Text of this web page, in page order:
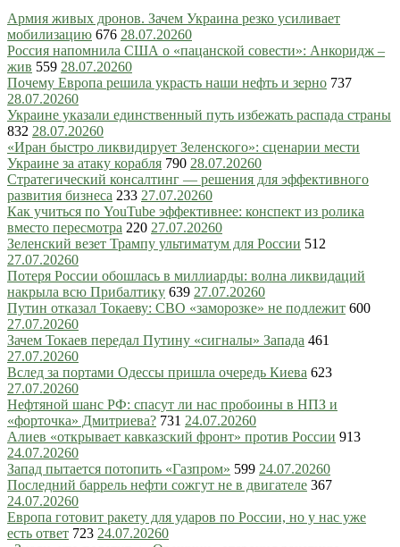
Армия живых дронов. Зачем Украина резко усиливает
мобилизацию 676 28.07.20260
Россия напомнила США о «пацанской совести»: Анкоридж –
жив 559 28.07.20260
Почему Европа решила украсть наши нефть и зерно 737
28.07.20260
Украине указали единственный путь избежать распада страны
832 28.07.20260
«Иран быстро ликвидирует Зеленского»: сценарии мести
Украине за атаку корабля 790 28.07.20260
Стратегический консалтинг — решения для эффективного
развития бизнеса 233 27.07.20260
Как учиться по YouTube эффективнее: конспект из ролика
вместо пересмотра 220 27.07.20260
Зеленский везет Трампу ультиматум для России 512
27.07.20260
Потеря России обошлась в миллиарды: волна ликвидаций
накрыла всю Прибалтику 639 27.07.20260
Путин отказал Токаеву: СВО «заморозке» не подлежит 600
27.07.20260
Зачем Токаев передал Путину «сигналы» Запада 461
27.07.20260
Вслед за портами Одессы пришла очередь Киева 623
27.07.20260
Нефтяной шанс РФ: спасут ли нас пробоины в НПЗ и
«форточка» Дмитриева? 731 24.07.20260
Алиев «открывает кавказский фронт» против России 913
24.07.20260
Запад пытается потопить «Газпром» 599 24.07.20260
Последний баррель нефти сожгут не в двигателе 367
24.07.20260
Европа готовит ракету для ударов по России, но у нас уже
есть ответ 723 24.07.20260